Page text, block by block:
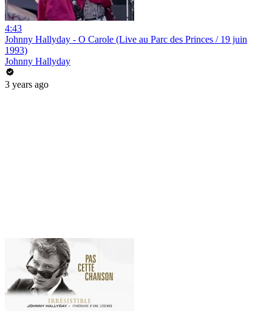
4:43
Johnny Hallyday - O Carole (Live au Parc des Princes / 19 juin
1993)
Johnny Hallyday
3 years ago